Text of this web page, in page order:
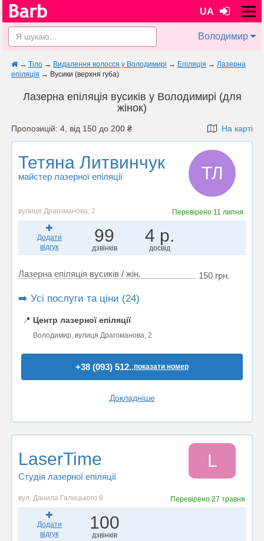
UA
Володимир
→ Тіло → Видалення волосся у Володимирі → Епіляція → Лазерна
епіляція → Вусики (верхня губа)
Лазерна епіляція вусиків у Володимирі (для
жінок)
Пропозицій: 4, від 150 до 200 ₴ На карті
Тетяна Литвинчук
майстер лазерної епіляції ТЛ
вулиця Драгоманова, 2 Перевірено 11 липня
Додати
відгук
99
дзвінків
4 р.
досвід
Лазерна епіляція вусиків / жін. 150 грн.
➡️ Усі послуги та ціни (24)
📍 Центр лазерної епіляції
Володимир, вулиця Драгоманова, 2
+38 (093) 512..показати номер
Докладніше
LaserTime
Студія лазерної епіляції
L
вул. Данила Галицького 8 Перевірено27 травня
Додати
відгук
100
дзвінків